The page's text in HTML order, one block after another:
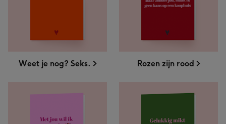
Weet je nog? Seks. Rozen zijn rood